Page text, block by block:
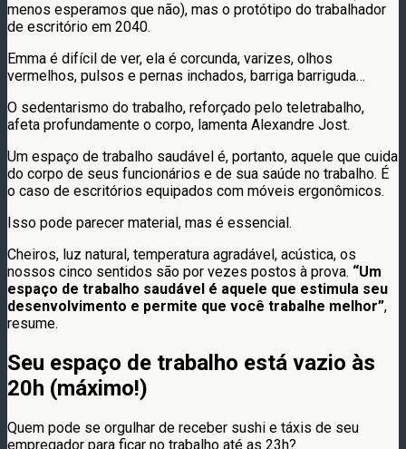
menos esperamos que não), mas o protótipo do trabalhador
de escritório em 2040.
Emma é difícil de ver, ela é corcunda, varizes, olhos
vermelhos, pulsos e pernas inchados, barriga barriguda…
O sedentarismo do trabalho, reforçado pelo teletrabalho,
afeta profundamente o corpo, lamenta Alexandre Jost.
Um espaço de trabalho saudável é, portanto, aquele que cuida
do corpo de seus funcionários e de sua saúde no trabalho. É
o caso de escritórios equipados com móveis ergonômicos.
Isso pode parecer material, mas é essencial.
Cheiros, luz natural, temperatura agradável, acústica, os
nossos cinco sentidos são por vezes postos à prova. “Um
espaço de trabalho saudável é aquele que estimula seu
desenvolvimento e permite que você trabalhe melhor”,
resume.
Seu espaço de trabalho está vazio às
20h (máximo!)
Quem pode se orgulhar de receber sushi e táxis de seu
empregador para ficar no trabalho até as 23h?